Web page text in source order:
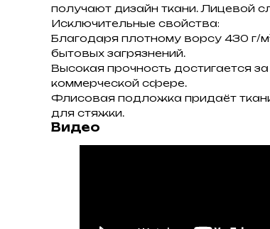
получают дизайн ткани. Лицевой
Исключительные свойства:
Благодаря плотному ворсу 430 г/
бытовых загрязнений.
Высокая прочность достигается
коммерческой сфере.
Флисовая подложка придаёт
для стяжки.
Видео